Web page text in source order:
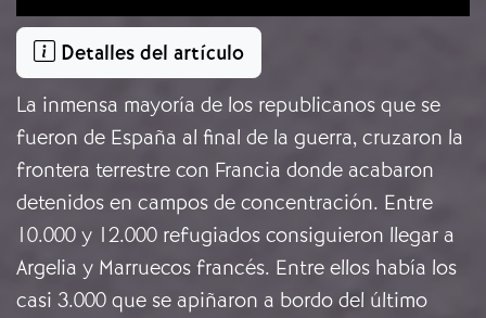
Detalles del artículo
La inmensa mayoría de los republicanos que se
fueron de España al final de la guerra, cruzaron la
frontera terrestre con Francia donde acabaron
detenidos en campos de concentración. Entre
10.000 y 12.000 refugiados consiguieron llegar a
Argelia y Marruecos francés. Entre ellos había los
casi 3.000 que se apiñaron a bordo del último